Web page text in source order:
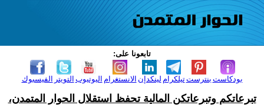
تابعونا على:
الفيسبوك التويتر اليوتيوب الانستغرام لينكدإن تيلكرامبنترست بودكاست
تبرعاتكم وتبرعاتكن المالية تحفظ استقلال الحوار المتمدن،